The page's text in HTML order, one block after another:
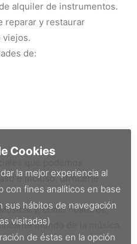
alquiler de instrumentos.
reparar y restaurar
viejos.
de:
e incluso, ofrecerle
y, como nosotros,
mundo de la música.
Cookies
la mejor experiencia al
con fines analíticos en base
sus hábitos de navegación
visitadas)
de éstas en la opción